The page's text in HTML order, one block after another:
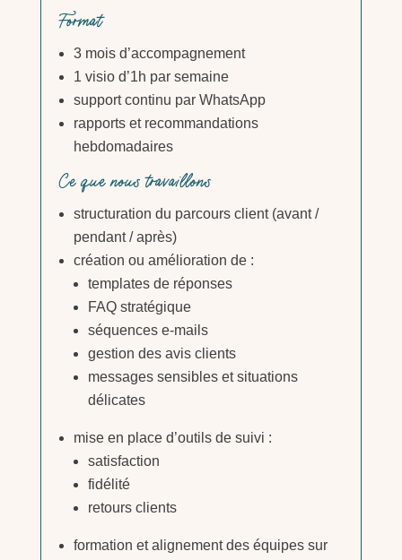
Format
3 mois d’accompagnement
1 visio d’1h par semaine
support continu par WhatsApp
rapports et recommandations
hebdomadaires
Ce que nous travaillons
structuration du parcours client (avant /
pendant / après)
création ou amélioration de :
templates de réponses
FAQ stratégique
séquences e-mails
gestion des avis clients
messages sensibles et situations
délicates
mise en place d’outils de suivi :
satisfaction
fidélité
retours clients
formation et alignement des équipes sur